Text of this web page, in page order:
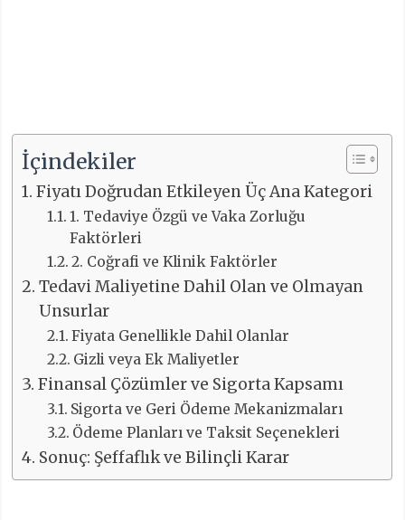
İçindekiler
Fiyatı Doğrudan Etkileyen Üç Ana Kategori
1. Tedaviye Özgü ve Vaka Zorluğu
Faktörleri
2. Coğrafi ve Klinik Faktörler
Tedavi Maliyetine Dahil Olan ve Olmayan
Unsurlar
Fiyata Genellikle Dahil Olanlar
Gizli veya Ek Maliyetler
Finansal Çözümler ve Sigorta Kapsamı
Sigorta ve Geri Ödeme Mekanizmaları
Ödeme Planları ve Taksit Seçenekleri
Sonuç: Şeffaflık ve Bilinçli Karar